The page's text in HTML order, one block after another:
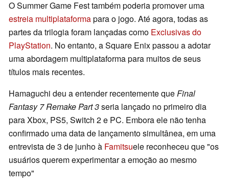
O Summer Game Fest também poderia promover uma
estreia multiplataformapara o jogo. Até agora, todas as
partes da trilogia foram lançadas como Exclusivas do
PlayStation. No entanto, a Square Enix passou a adotar
uma abordagem multiplataforma para muitos de seus
títulos mais recentes.
Hamaguchi deu a entender recentemente queFinal
Fantasy 7 Remake Part 3seria lançado no primeiro dia
para Xbox, PS5, Switch 2 e PC. Embora ele não tenha
confirmado uma data de lançamento simultânea, em uma
entrevista de 3 de junho à Famitsuele reconheceu que "os
usuários querem experimentar a emoção ao mesmo
tempo"